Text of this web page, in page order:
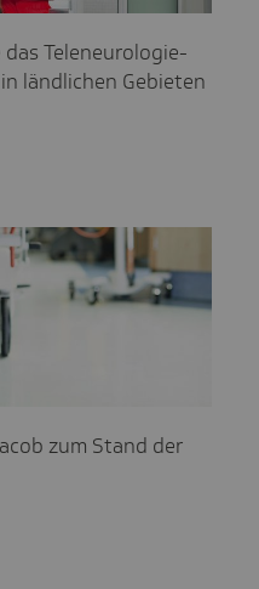
das Teleneurologie-
ländlichen Gebieten
zum Stand der